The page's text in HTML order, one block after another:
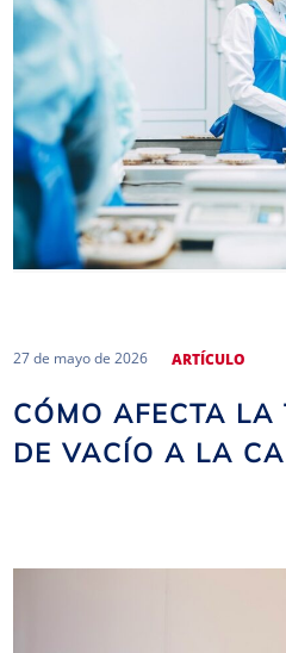
27 de mayo de 2026 ARTÍCULO
CÓMO AFECTA LA
DE VACÍO A LA